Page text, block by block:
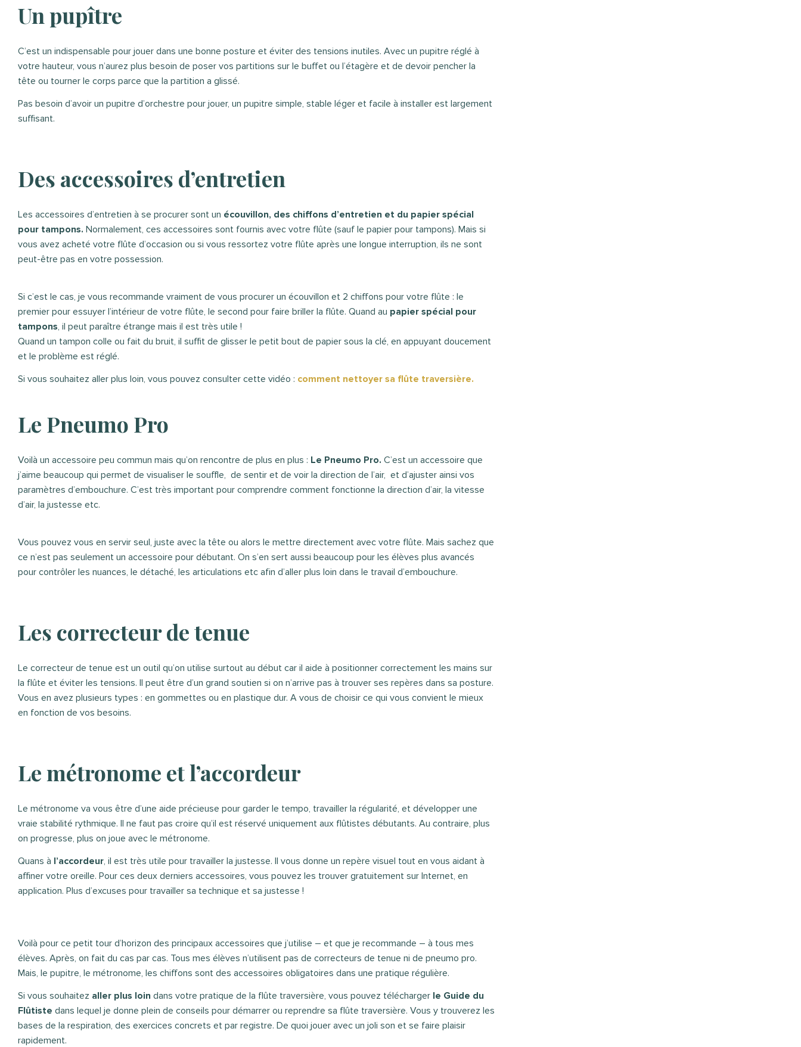
Un pupître
C’est un indispensable pour jouer dans une bonne posture et éviter des tensions inutiles. Avec un pupitre réglé à
votre hauteur, vous n’aurez plus besoin de poser vos partitions sur le buffet ou l’étagère et de devoir pencher la
tête ou tourner le corps parce que la partition a glissé.
Pas besoin d’avoir un pupitre d’orchestre pour jouer, un pupitre simple, stable léger et facile à installer est largement
suffisant.
Des accessoires d’entretien
Les accessoires d’entretien à se procurer sont un écouvillon, des chiffons d’entretien et du papier spécial
pour tampons. Normalement, ces accessoires sont fournis avec votre flûte (sauf le papier pour tampons). Mais si
vous avez acheté votre flûte d’occasion ou si vous ressortez votre flûte après une longue interruption, ils ne sont
peut-être pas en votre possession.
Si c’est le cas, je vous recommande vraiment de vous procurer un écouvillon et 2 chiffons pour votre flûte : le
premier pour essuyer l’intérieur de votre flûte, le second pour faire briller la flûte. Quand au papier spécial pour
tampons, il peut paraître étrange mais il est très utile !
Quand un tampon colle ou fait du bruit, il suffit de glisser le petit bout de papier sous la clé, en appuyant doucement
et le problème est réglé.
Si vous souhaitez aller plus loin, vous pouvez consulter cette vidéo : comment nettoyer sa flûte traversière.
Le Pneumo Pro
Voilà un accessoire peu commun mais qu’on rencontre de plus en plus : Le Pneumo Pro. C’est un accessoire que
j’aime beaucoup qui permet de visualiser le souffle, de sentir et de voir la direction de l’air, et d’ajuster ainsi vos
paramètres d’embouchure. C’est très important pour comprendre comment fonctionne la direction d’air, la vitesse
d’air, la justesse etc.
Vous pouvez vous en servir seul, juste avec la tête ou alors le mettre directement avec votre flûte. Mais sachez que
ce n’est pas seulement un accessoire pour débutant. On s’en sert aussi beaucoup pour les élèves plus avancés
pour contrôler les nuances, le détaché, les articulations etc afin d’aller plus loin dans le travail d’embouchure.
Les correcteur de tenue
Le correcteur de tenue est un outil qu’on utilise surtout au début car il aide à positionner correctement les mains sur
la flûte et éviter les tensions. Il peut être d’un grand soutien si on n’arrive pas à trouver ses repères dans sa posture.
Vous en avez plusieurs types : en gommettes ou en plastique dur. A vous de choisir ce qui vous convient le mieux
en fonction de vos besoins.
Le métronome et l’accordeur
Le métronome va vous être d’une aide précieuse pour garder le tempo, travailler la régularité, et développer une
vraie stabilité rythmique. Il ne faut pas croire qu’il est réservé uniquement aux flûtistes débutants. Au contraire, plus
on progresse, plus on joue avec le métronome.
Quans à l’accordeur, il est très utile pour travailler la justesse. Il vous donne un repère visuel tout en vous aidant à
affiner votre oreille. Pour ces deux derniers accessoires, vous pouvez les trouver gratuitement sur Internet, en
application. Plus d’excuses pour travailler sa technique et sa justesse !
Voilà pour ce petit tour d’horizon des principaux accessoires que j’utilise – et que je recommande – à tous mes
élèves. Après, on fait du cas par cas. Tous mes élèves n’utilisent pas de correcteurs de tenue ni de pneumo pro.
Mais, le pupitre, le métronome, les chiffons sont des accessoires obligatoires dans une pratique régulière.
Si vous souhaitez aller plus loin dans votre pratique de la flûte traversière, vous pouvez télécharger le Guide du
Flûtiste dans lequel je donne plein de conseils pour démarrer ou reprendre sa flûte traversière. Vous y trouverez les
bases de la respiration, des exercices concrets et par registre. De quoi jouer avec un joli son et se faire plaisir
rapidement.